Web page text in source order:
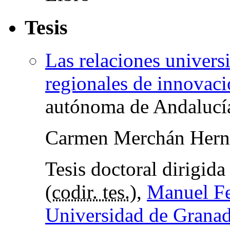
Tesis
Las relaciones
regionales de
autónoma de
Carmen Merchán
Tesis doctoral
(codir. tes.), Manuel
Universidad de